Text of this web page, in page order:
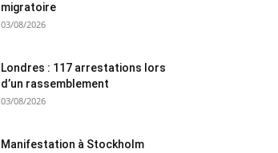
migratoire
03/08/2026
Londres : 117 arrestations lors
d’un rassemblement
03/08/2026
Manifestation à Stockholm